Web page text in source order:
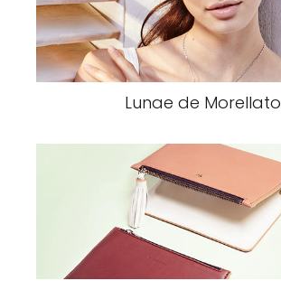
Lunae de Morellato